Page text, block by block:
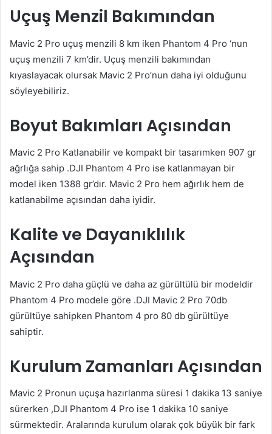
Uçuş Menzil Bakımından
Mavic 2 Pro uçuş menzili 8 km iken Phantom 4 Pro ‘nun
uçuş menzili 7 km’dir. Uçuş menzili bakımından
kıyaslayacak olursak Mavic 2 Pro’nun daha iyi olduğunu
söyleyebiliriz.
Boyut Bakımları Açısından
Mavic 2 Pro Katlanabilir ve kompakt bir tasarımken 907 gr
ağrlığa sahip .DJI Phantom 4 Pro ise katlanmayan bir
model iken 1388 gr’dır. Mavic 2 Pro hem ağırlık hem de
katlanabilme açısından daha iyidir.
Kalite ve Dayanıklılık
Açısından
Mavic 2 Pro daha güçlü ve daha az gürültülü bir modeldir
Phantom 4 Pro modele göre .DJI Mavic 2 Pro 70db
gürültüye sahipken Phantom 4 pro 80 db gürültüye
sahiptir.
Kurulum Zamanları Açısından
Mavic 2 Pronun uçuşa hazırlanma süresi 1 dakika 13 saniye
sürerken ,DJI Phantom 4 Pro ise 1 dakika 10 saniye
sürmektedir. Aralarında kurulum olarak çok büyük bir fark